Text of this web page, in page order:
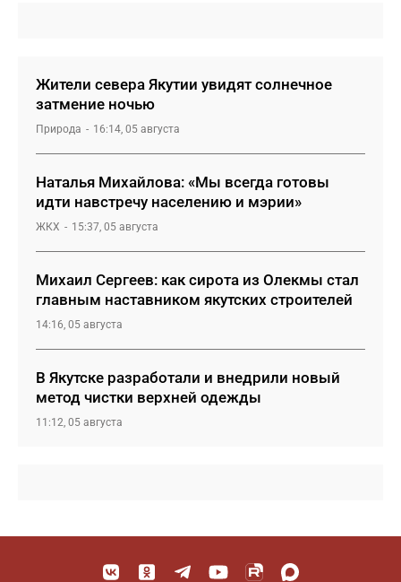
Жители севера Якутии увидят солнечное
затмение ночью
Природа 16:14, 05 августа
Наталья Михайлова: «Мы всегда готовы
идти навстречу населению и мэрии»
ЖКХ 15:37, 05 августа
Михаил Сергеев: как сирота из Олекмы стал
главным наставником якутских строителей
14:16, 05 августа
В Якутске разработали и внедрили новый
метод чистки верхней одежды
11:12, 05 августа